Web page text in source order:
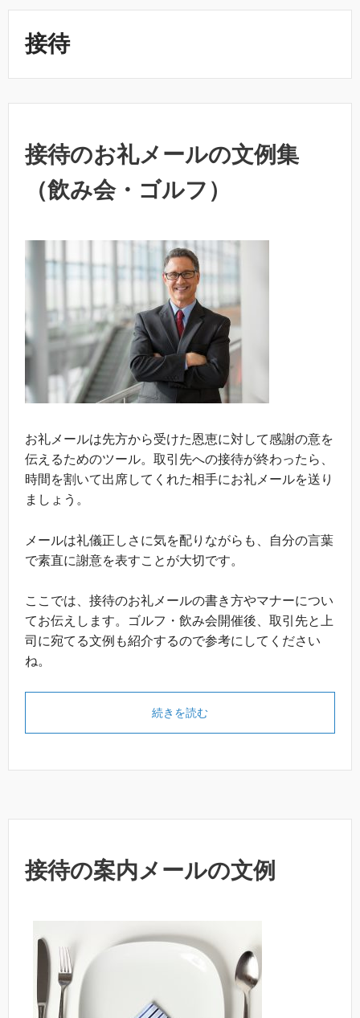
接待
接待のお礼メールの文例集
（飲み会・ゴルフ）
お礼メールは先方から受けた恩恵に対して感謝の意を
伝えるためのツール。取引先への接待が終わったら、
時間を割いて出席してくれた相手にお礼メールを送り
ましょう。
メールは礼儀正しさに気を配りながらも、自分の言葉
で素直に謝意を表すことが大切です。
ここでは、接待のお礼メールの書き方やマナーについ
てお伝えします。ゴルフ・飲み会開催後、取引先と上
司に宛てる文例も紹介するので参考にしてください
ね。
続きを読む
接待の案内メールの文例